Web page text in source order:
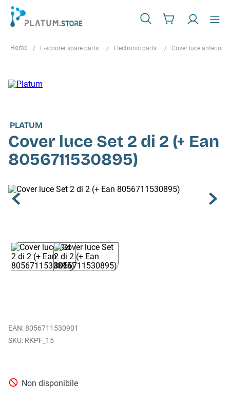
E-scooter spare parts Electronic parts Cover luce anteriore
PLATUM
Cover luce Set 2 di 2 (+ Ean
8056711530895)
EAN: 8056711530901
RKPF_15
Non disponibile